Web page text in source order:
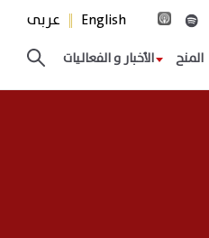
English عربى
المنح الأخبار و الفعاليات